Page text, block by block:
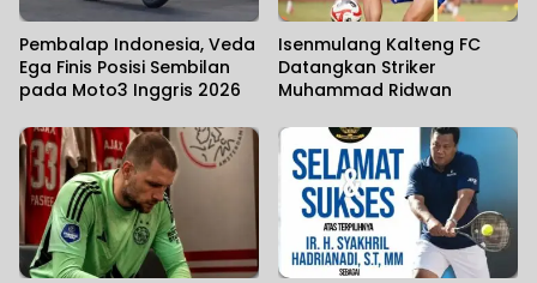
Pembalap Indonesia, Veda
Ega Finis Posisi Sembilan
pada Moto3 Inggris 2026
Isenmulang Kalteng FC
Datangkan Striker
Muhammad Ridwan